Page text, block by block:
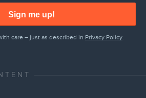
Sign me up!
care – just as described in Privacy Policy.